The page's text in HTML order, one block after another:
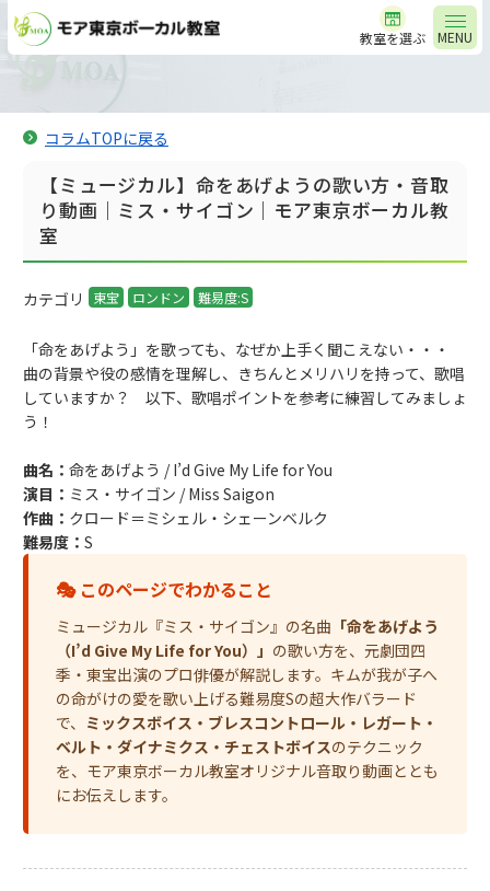
MENU
教室を選ぶ
コラムTOPに戻る
【ミュージカル】命をあげようの歌い方・音取
り動画｜ミス・サイゴン｜モア東京ボーカル教
室
カテゴリ 東宝 ロンドン 難易度:S
「命をあげよう」を歌っても、なぜか上手く聞こえない・・・
曲の背景や役の感情を理解し、きちんとメリハリを持って、歌唱
していますか？ 以下、歌唱ポイントを参考に練習してみましょ
う！
曲名： 命をあげよう / I’d Give My Life for You
演目： ミス・サイゴン / Miss Saigon
作曲： クロード＝ミシェル・シェーンベルク
難易度： S
🎭 このページでわかること
ミュージカル『ミス・サイゴン』の名曲 「命をあげよう
（I’d Give My Life for You）」 の歌い方を、元劇団四
季・東宝出演のプロ俳優が解説します。キムが我が子へ
の命がけの愛を歌い上げる難易度Sの超大作バラード
で、 ミックスボイス・ブレスコントロール・レガート・
ベルト・ダイナミクス・チェストボイスのテクニック
を、モア東京ボーカル教室オリジナル音取り動画ととも
にお伝えします。